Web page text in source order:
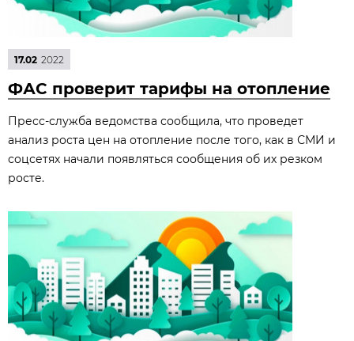
17.02 2022
ФАС проверит тарифы на отопление
Пресс-служба ведомства сообщила, что проведет
анализ роста цен на отопление после того, как в СМИ и
соцсетях начали появляться сообщения об их резком
росте.